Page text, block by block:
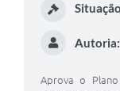
Autoria:
Aprova o